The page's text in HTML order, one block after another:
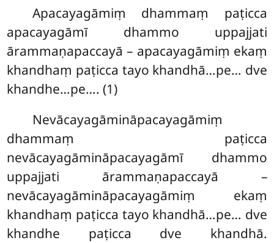
Apacayagāmiṃ dhammaṃ paṭicca
apacayagāmī dhammo uppajjati
ārammaṇapaccayā – apacayagāmiṃ ekaṃ
khandhaṃ paṭicca tayo khandhā…pe… dve
khandhe…pe…. (1)
Nevācayagāmināpacayagāmiṃ
dhammaṃ paṭicca
nevācayagāmināpacayagāmī dhammo
uppajjati ārammaṇapaccayā –
nevācayagāmināpacayagāmiṃ ekaṃ
khandhaṃ paṭicca tayo khandhā…pe… dve
khandhe paṭicca dve khandhā.